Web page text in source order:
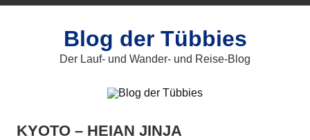
Zum
Blog der Tübbies
Der Lauf- und Wander- und Reise-Blog
KYOTO – HEIAN JINJA